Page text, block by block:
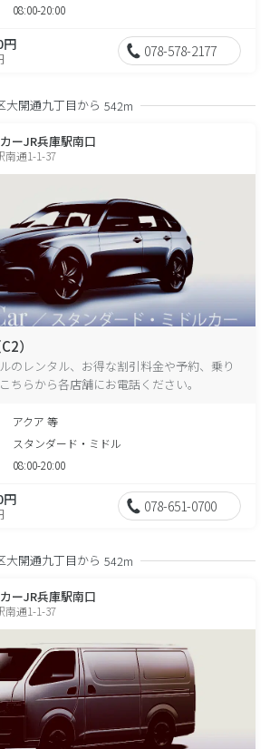
08:00-20:00
円 078-578-2177
大開通九丁目から 542m
ーJR兵庫駅南口
南通1-1-37
）
のレンタル、お得な割引料金や予約、乗り
ちらから各店舗にお電話ください。
アクア 等
スタンダード・ミドル
08:00-20:00
円 078-651-0700
大開通九丁目から 542m
ーJR兵庫駅南口
南通1-1-37